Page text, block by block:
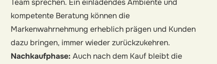
Team sprechen. Ein einladendes Ambiente und
kompetente Beratung können die
Markenwahrnehmung erheblich prägen und Kunden
dazu bringen, immer wieder zurückzukehren.
Nachkaufphase: Auch nach dem Kauf bleibt die